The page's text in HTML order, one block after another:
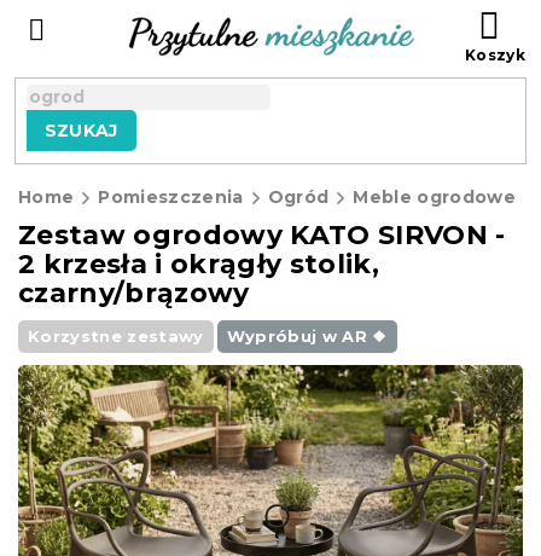
SZUKAJ
Home Pomieszczenia Ogród Meble ogrodowe
Zestaw ogrodowy KATO SIRVON -
2 krzesła i okrągły stolik,
czarny/brązowy
Korzystne zestawy Wypróbuj w AR ❖